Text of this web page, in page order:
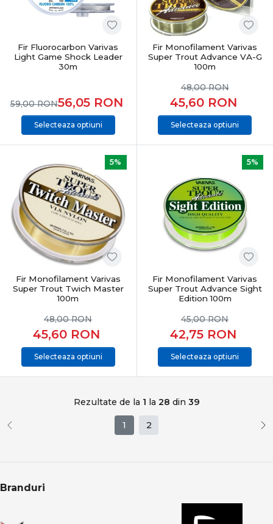
Fir Fluorocarbon Varivas
Light Game Shock Leader
30m
56,05 RON
59,00RON
Selecteaza optiuni
Fir Monofilament Varivas
Super Trout Advance VA-G
100m
45,60 RON
48,00RON
Selecteaza optiuni
5%
Fir Monofilament Varivas
Super Trout Twich Master
100m
45,60 RON
48,00RON
Selecteaza optiuni
5%
Fir Monofilament Varivas
Super Trout Advance Sight
Edition 100m
42,75 RON
45,00RON
Selecteaza optiuni
Rezultate de la 1 la 28 din 39
1 2
Branduri